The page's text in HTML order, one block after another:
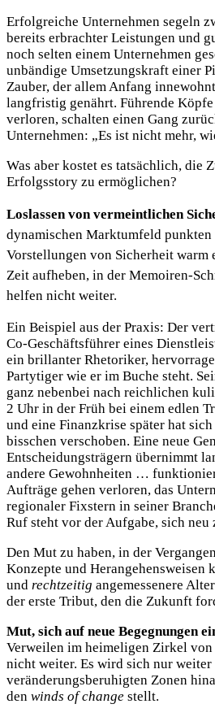
Erfolgreiche Unternehmen segeln
bereits erbrachter Leistungen und
noch selten einem Unternehmen
unbändige Umsetzungskraft einer
Zauber, der allem Anfang
langfristig genährt. Führende
verloren, schalten einen Gang
Unternehmen: „Es ist nicht mehr,
Was aber kostet es tatsächlich, die
Erfolgsstory zu ermöglichen?
Loslassen von vermeintlichen
dynamischen Marktumfeld
Vorstellungen von Sicherheit warm
Zeit aufheben, in der Memoiren-
helfen nicht weiter.
Ein Beispiel aus der Praxis: Der
Co-Geschäftsführer eines
ein brillanter Rhetoriker,
Partytiger wie er im Buche steht.
ganz nebenbei nach reichlichen
2 Uhr in der Früh bei einem edlen
und eine Finanzkrise später hat
bisschen verschoben. Eine neue
Entscheidungsträgern übernimmt
andere Gewohnheiten …
Aufträge gehen verloren, das
regionaler Fixstern in seiner
Ruf steht vor der Aufgabe, sich neu
Den Mut zu haben, in der
Konzepte und Herangehensweisen
und rechtzeitig angemessenere
der erste Tribut, den die Zukunft
Mut, sich auf neue Begegnungen
Verweilen im heimeligen Zirkel
nicht weiter. Es wird sich nur
veränderungsberuhigten Zonen
den winds of change stellt.